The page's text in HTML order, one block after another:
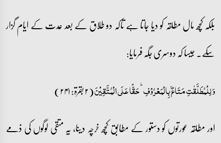
بلکہ کچھ مال مطلقہ کو دیا جاتا ہے تاکہ دو طلاق کے بعد عدت کے ایام گزار
سکے۔ جیسا کہ دوسری جگہ فرمایا:
وَ لِلۡمُطَلَّقٰتِ مَتَاعٌۢ بِالۡمَعۡرُوۡفِ ؕ حَقًّا عَلَی الۡمُتَّقِیۡنَ(۲ بقرۃ: ۲۴۱)
اور مطلقہ عورتوں کو دستور کے مطابق کچھ خرچہ دینا، یہ متقی لوگوں کی ذمے